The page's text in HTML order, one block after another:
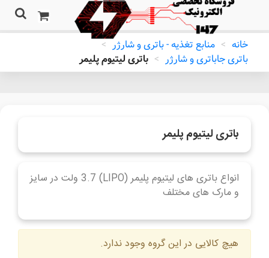
خانه > منابع تغذیه - باتری و شارژر >
باتری جاباتری و شارژر > باتری لیتیوم پلیمر
باتری لیتیوم پلیمر
انواع باتری های لیتیوم پلیمر (LIPO) 3.7 ولت در سایز
و مارک های مختلف
ادامه مطلب
هیچ کالایی در این گروه وجود ندارد.